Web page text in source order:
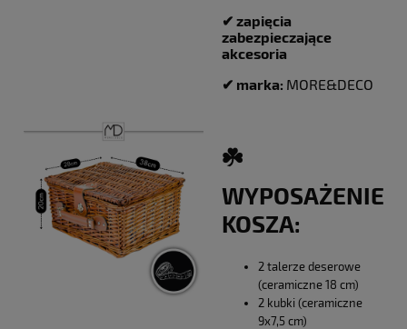
✔ zapięcia
zabezpieczające
akcesoria
✔ marka: MORE&DECO
☘️
WYPOSAŻENIE
KOSZA:
2 talerze deserowe
(ceramiczne 18 cm)
2 kubki (ceramiczne
9x7,5 cm)